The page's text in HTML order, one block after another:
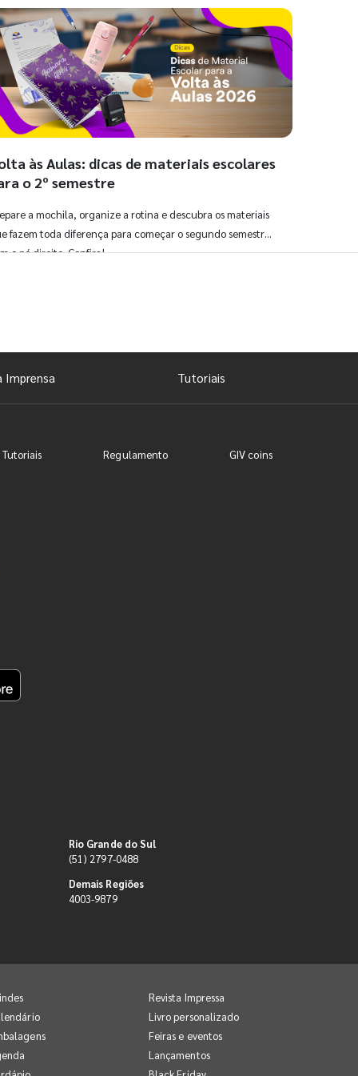
às Aulas: dicas de materiais escolares
o 2º semestre
a mochila, organize a rotina e descubra os materiais
fazem toda diferença para começar o segundo semestre
o pé direito. Confira!
Imprensa Tutoriais
Tutoriais Regulamento
GIV coins
Rio Grande do Sul
(51) 2797-0488
Demais Regiões
4003-9879
Revista Impressa
Livro personalizado
Feiras e eventos
Lançamentos